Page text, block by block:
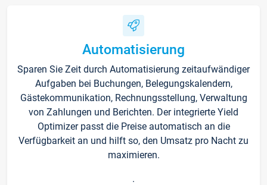
Automatisierung
Sparen Sie Zeit durch Automatisierung zeitaufwändiger
Aufgaben bei Buchungen, Belegungskalendern,
Gästekommunikation, Rechnungsstellung, Verwaltung
von Zahlungen und Berichten. Der integrierte Yield
Optimizer passt die Preise automatisch an die
Verfügbarkeit an und hilft so, den Umsatz pro Nacht zu
maximieren.
.